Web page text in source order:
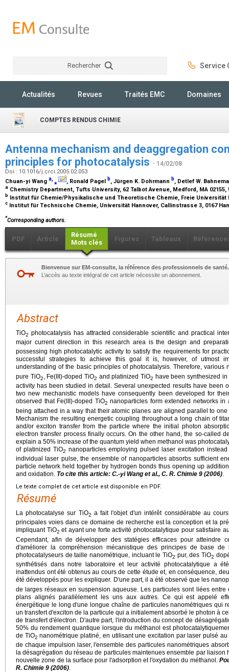
Rechercher Service
Actualités Revues Traités EMC Domaines
COMPTES RENDUS CHIMIE
Antenna mechanism and deaggregation
principles for photocatalysis - 14/02/08
Doi : 10.1016/j.crci.2005.02.053
Chuan-yi Wang a,⁎ , Ronald Pagel b, Jürgen K. Dohrmann b, Detlef W.
a Chemistry Department, Tufts University, 62 Talbot Avenue, Medford, MA 02155,
b Institut für Chemie/Physikalische und Theoretische Chemie, Freie Universität
c Institut für Technische Chemie, Universität Hannover, Callinstrasse 3, 0167
*Corresponding authors.
PDF Article
Résumé
Mots clés
Figures Tableaux
Bienvenue sur EM-consulte, la référence des professionnels de santé.
L’accès au texte intégral de cet article nécessite un abonnement.
Abstract
TiO2 photocatalysis has attracted considerable scientific and practical
major current direction in this research area is the design and
possessing high photocatalytic activity to satisfy the requirements for
successful strategies to achieve this goal it is, however, of utmost
understanding of the basic principles of photocatalysis. Therefore, various
pure TiO2 , Fe(III)-doped TiO2 and platinized TiO2 have been synthesized
activity has been studied in detail. Several unexpected results have been
two new mechanistic models have consequently been developed for
observed that Fe(III)-doped TiO2 nanoparticles form extended networks
being attached in a way that their atomic planes are aligned parallel to
Mechanism the resulting energetic coupling throughout a long chain of
and/or exciton transfer from the particle where the initial photon
electron transfer process finally occurs. On the other hand, the so-called
explain a 50% increase of the quantum yield when methanol was
of platinized TiO2 nanoparticles employing pulsed laser excitation
individual laser pulse, the ensemble of nanoparticles absorbs sufficient
particle network held together by hydrogen bonds thus opening up
and oxidation. To cite this article: C.-yi Wang et al., C. R. Chimie 9 (2006).
Le texte complet de cet article est disponible en PDF.
Résumé
La photocatalyse sur TiO2 a fait l'objet d'un intérêt considérable au
principales voies dans ce domaine de recherche est la conception et la
impliquant TiO2 et ayant une forte activité photocatalytique pour satisfaire
Cependant, afin de développer des statégies efficaces pour atteindre
d'améliorer la compréhension mécanistique des principes de base
photocatalyseurs de taille nanométrique, incluant le TiO2 pur, des TiO2
synthétisés dans notre laboratoire et leur activité photocatalytique a
inattendus ont été obtenus au cours de cette étude et, en conséquence,
été développés pour les expliquer. D'une part, il a été observé que les
de larges réseaux en suspension aqueuse. Les particules sont liées
plans alignés parallèlement les uns aux autres. Ce qui est appelé
énergétique le long d'une longue chaîne de particules nanométriques qui
un transfert d'exciton de la particule qui a initialement absorbé le photon à
de transfert d'électron. D'autre part, l'introduction du concept de
50% du rendement quantique lorsque du méthanol est
de TiO2 nanométrique platiné, en utilisant une excitation par laser pulsé
de chaque impulsion laser, l'ensemble des particules nanométriques
la désagrégation du réseau de particules maintenues ensemble par
nouvelle zone de la surface pour l'adsorption et l'oxydation du méthanol.
R. Chimie 9 (2006).